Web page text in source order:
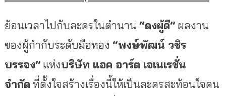
ย้อนเวลาไปกับละครในตำนาน “ดงผู้ดี”ผลงาน
ของผู้กำกับระดับมือทอง “พงษ์พัฒน์ วชิร
บรรจง”แห่งบริษัท แอค อาร์ต เจเนเรชั่น
จำกัด ที่ตั้งใจสร้างเรื่องนี้ให้เป็นละครสะท้อนใจคน